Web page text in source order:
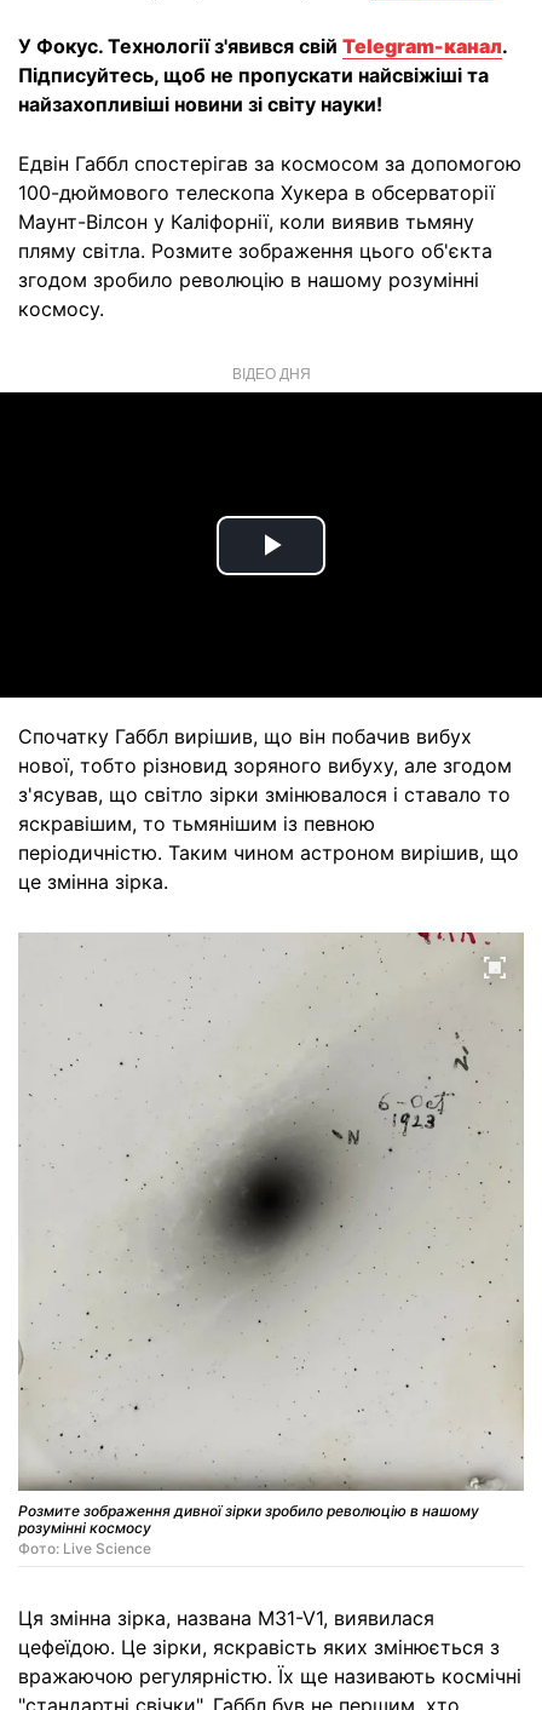
У Фокус. Технології з'явився свій Telegram-канал.
Підписуйтесь, щоб не пропускати найсвіжіші та
найзахопливіші новини зі світу науки!
Едвін Габбл спостерігав за космосом за допомогою
100-дюймового телескопа Хукера в обсерваторії
Маунт-Вілсон у Каліфорнії, коли виявив тьмяну
пляму світла. Розмите зображення цього об'єкта
згодом зробило революцію в нашому розумінні
космосу.
ВІДЕО ДНЯ
Play
Спочатку Габбл вирішив, що він побачив вибух
нової, тобто різновид зоряного вибуху, але згодом
з'ясував, що світло зірки змінювалося і ставало то
яскравішим, то тьмянішим із певною
періодичністю. Таким чином астроном вирішив, що
це змінна зірка.
Розмите зображення дивної зірки зробило революцію в нашому
розумінні космосу
Фото: Live Science
Ця змінна зірка, названа M31-V1, виявилася
цефеїдою. Це зірки, яскравість яких змінюється з
вражаючою регулярністю. Їх ще називають космічні